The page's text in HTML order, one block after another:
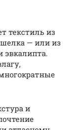
текстиль из
— или из
эвкалипта.
и